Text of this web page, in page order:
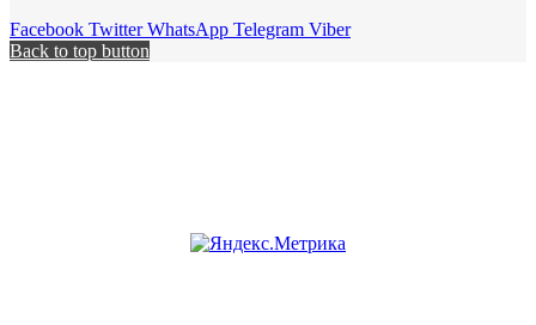
Facebook Twitter WhatsApp Telegram Viber
Back to top button